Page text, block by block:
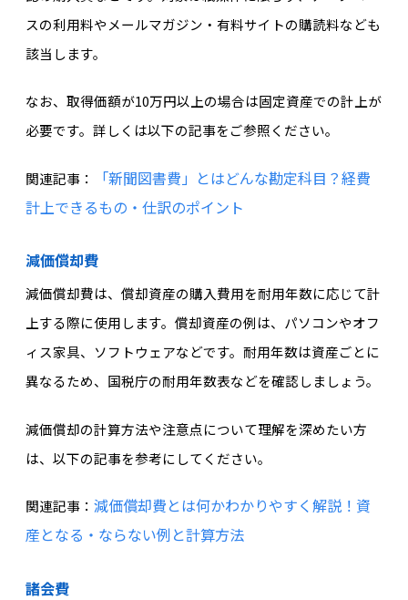
スの利用料やメールマガジン・有料サイトの購読料なども
該当します。
なお、取得価額が10万円以上の場合は固定資産での計上が
必要です。詳しくは以下の記事をご参照ください。
関連記事：
「新聞図書費」とはどんな勘定科目？経費
計上できるもの・仕訳のポイント
減価償却費
減価償却費は、償却資産の購入費用を耐用年数に応じて計
上する際に使用します。償却資産の例は、パソコンやオフ
ィス家具、ソフトウェアなどです。耐用年数は資産ごとに
異なるため、国税庁の耐用年数表などを確認しましょう。
減価償却の計算方法や注意点について理解を深めたい方
は、以下の記事を参考にしてください。
関連記事： 減価償却費とは何かわかりやすく解説！資
産となる・ならない例と計算方法
諸会費